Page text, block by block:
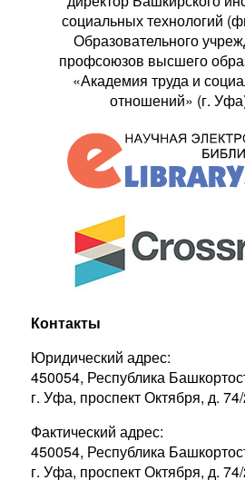
социальных технологий
Образовательного
профсоюзов высшего
«Академия труда и
отношений» (г.
Контакты
Юридический адрес:
450054, Республика
г. Уфа, проспект Октября, д.
Фактический адрес:
450054, Республика
г. Уфа, проспект Октября, д.